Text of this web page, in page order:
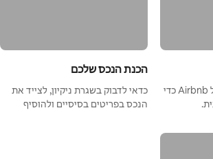
כדאי להשתמש בכלים של Airbnb כדי
הכנת הנכס שלכם
כדאי לדבוק בשגרת ניקיון, לצייד את
הנכס בפריטים בסיסיים ולהוסיף